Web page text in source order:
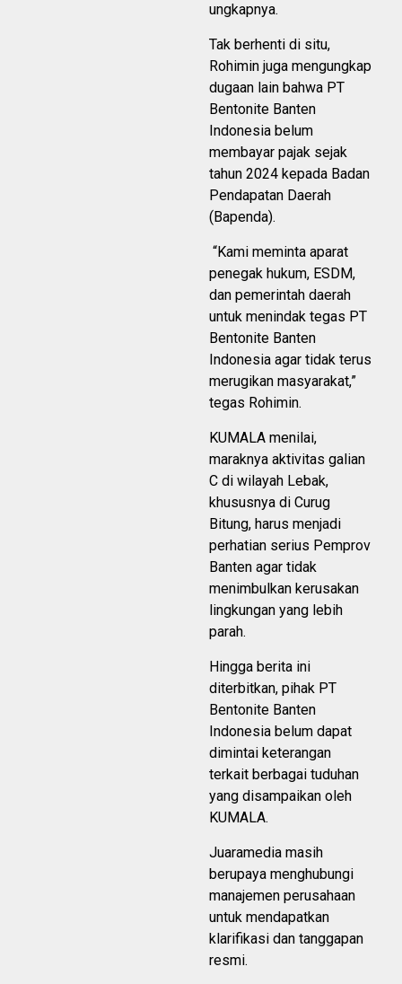
ungkapnya.
Tak berhenti di situ,
Rohimin juga mengungkap
dugaan lain bahwa PT
Bentonite Banten
Indonesia belum
membayar pajak sejak
tahun 2024 kepada Badan
Pendapatan Daerah
(Bapenda).
“Kami meminta aparat
penegak hukum, ESDM,
dan pemerintah daerah
untuk menindak tegas PT
Bentonite Banten
Indonesia agar tidak terus
merugikan masyarakat,”
tegas Rohimin.
KUMALA menilai,
maraknya aktivitas galian
C di wilayah Lebak,
khususnya di Curug
Bitung, harus menjadi
perhatian serius Pemprov
Banten agar tidak
menimbulkan kerusakan
lingkungan yang lebih
parah.
Hingga berita ini
diterbitkan, pihak PT
Bentonite Banten
Indonesia belum dapat
dimintai keterangan
terkait berbagai tuduhan
yang disampaikan oleh
KUMALA.
Juaramedia masih
berupaya menghubungi
manajemen perusahaan
untuk mendapatkan
klarifikasi dan tanggapan
resmi.